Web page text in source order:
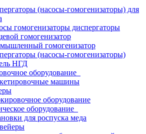
(насосы-гомогенизаторы) для
гомогенизаторы диспергаторы
гомогенизатор
гомогенизатор
(насосы-гомогенизаторы)
НГД
оборудование
машины
оборудование
оборудование
для роспуска меда